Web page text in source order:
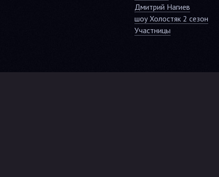
Дмитрий Нагиев
шоу Холостяк 2 сезон
Участницы